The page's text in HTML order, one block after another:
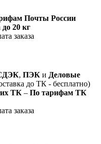
Почты России
до 20 кг
заказа
, ПЭК и Деловые
до ТК - бесплатно)
ТК – По тарифам ТК
заказа